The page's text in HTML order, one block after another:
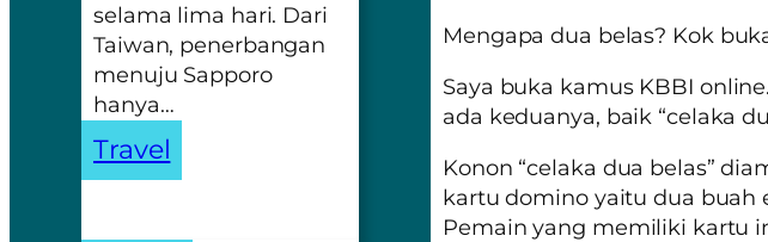
selama lima hari. Dari
Taiwan, penerbangan
menuju Sapporo
hanya…
Travel
Mengapa dua belas? Kok
Saya buka kamus KBBI
ada keduanya, baik “celaka
Konon “celaka dua belas”
kartu domino yaitu dua buah
Pemain yang memiliki kartu